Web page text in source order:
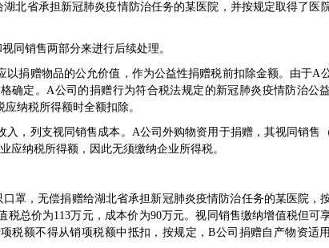
北省承担新冠肺炎疫情防治任务的某医院，并按规定取得了医
销售两部分来进行后续处理。
捐赠物品的公允价值，作为公益性捐赠税前扣除金额。由于A
确定。A公司的捐赠行为符合税法规定的新冠肺炎疫情防治公
纳税所得额时全额扣除。
，列支视同销售成本。A公司外购物资用于捐赠，其视同销售
应纳税所得额，因此无须缴纳企业所得税。
，无偿捐赠给湖北省承担新冠肺炎疫情防治任务的某医院，
税总价为113万元，成本价为90万元。视同销售缴纳增值税但可
税额不得从销项税额中抵扣，按规定，B公司捐赠自产物资适